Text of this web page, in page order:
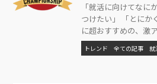
「就活に向けてな
つけたい」 「とにか
に超おすすめの、激
トレンド 全ての記事 就